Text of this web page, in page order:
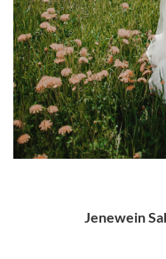
Jenewein